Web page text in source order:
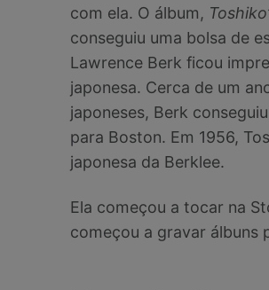
com ela. O álbum,
conseguiu uma bolsa de
Lawrence Berk ficou
japonesa. Cerca de um
japoneses, Berk
para Boston. Em 1956,
japonesa da Berklee.
Ela começou a tocar na
começou a gravar álbuns